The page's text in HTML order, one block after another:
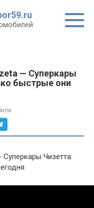
— Суперкары
быстрые они